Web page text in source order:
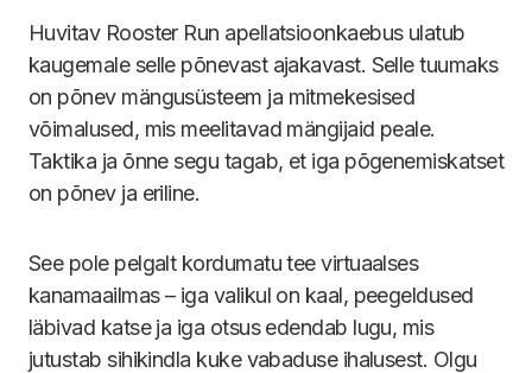
Huvitav Rooster Run apellatsioonkaebus ulatub
kaugemale selle põnevast ajakavast. Selle tuumaks
on põnev mängusüsteem ja mitmekesised
võimalused, mis meelitavad mängijaid peale.
Taktika ja õnne segu tagab, et iga põgenemiskatset
on põnev ja eriline.
See pole pelgalt kordumatu tee virtuaalses
kanamaailmas – iga valikul on kaal, peegeldused
läbivad katse ja iga otsus edendab lugu, mis
jutustab sihikindla kuke vabaduse ihalusest. Olgu